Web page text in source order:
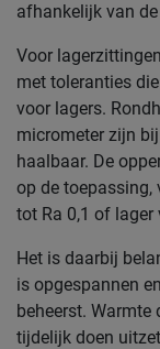
afhankelijk van
Voor
met toleranties
voor lagers.
micrometer zijn
haalbaar. De
op de toepassing,
tot Ra 0,1 of
Het is daarbij
is opgespannen
beheerst.
tijdelijk doen